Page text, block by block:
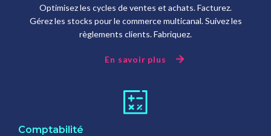
Optimisez les cycles de ventes et achats. Facturez.
Gérez les stocks pour le commerce multicanal. Suivez les
règlements clients. Fabriquez.
En savoir plus
Comptabilité